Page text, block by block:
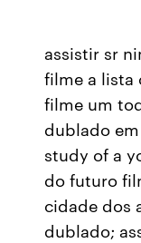
assistir sr
filme a lista
filme um
dublado
study of a
do futuro
cidade dos
dublado;